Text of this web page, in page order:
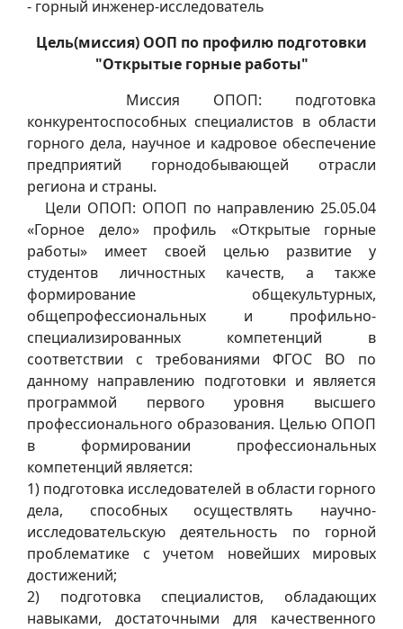
- горный инженер-исследователь
Цель(миссия) ООП по профилю подготовки
"Открытые горные работы"
Миссия ОПОП: подготовка
конкурентоспособных специалистов в области
горного дела, научное и кадровое обеспечение
предприятий горнодобывающей отрасли
региона и страны.
Цели ОПОП: ОПОП по направлению 25.05.04
«Горное дело» профиль «Открытые горные
работы» имеет своей целью развитие у
студентов личностных качеств, а также
формирование общекультурных,
общепрофессиональных и профильно-
специализированных компетенций в
соответствии с требованиями ФГОС ВО по
данному направлению подготовки и является
программой первого уровня высшего
профессионального образования. Целью ОПОП
в формировании профессиональных
компетенций является:
1) подготовка исследователей в области горного
дела, способных осуществлять научно-
исследовательскую деятельность по горной
проблематике с учетом новейших мировых
достижений;
2) подготовка специалистов, обладающих
навыками, достаточными для качественного